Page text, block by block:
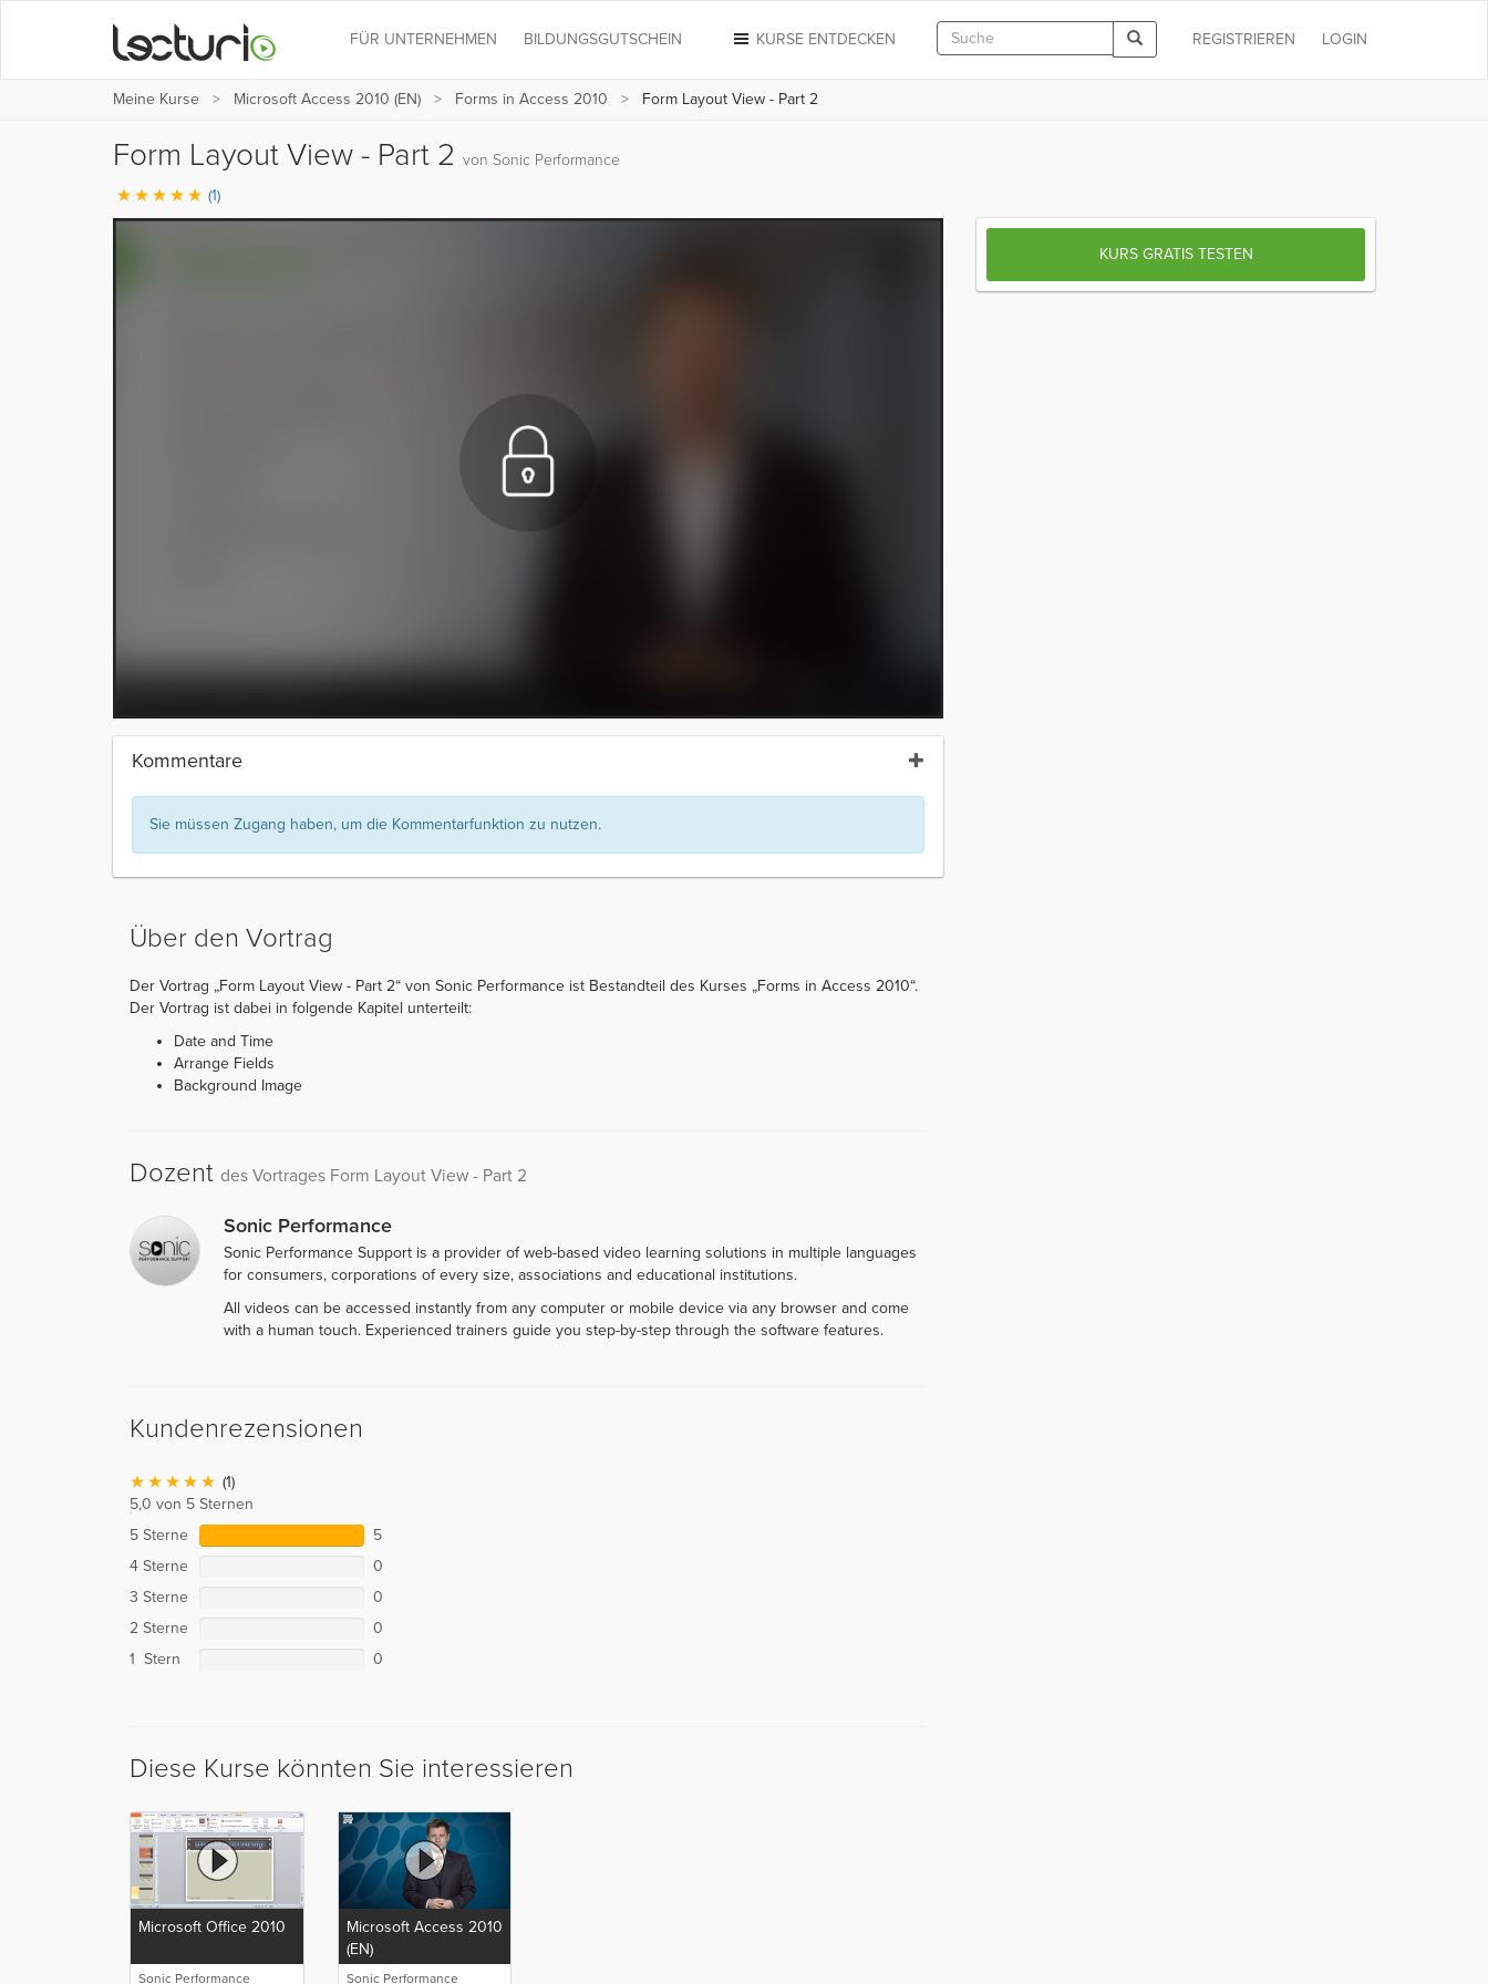
LOGIN
REGISTRIEREN
KURSE ENTDECKEN
FÜR UNTERNEHMEN BILDUNGSGUTSCHEIN
Meine Kurse Microsoft Access 2010 (EN) Forms in Access 2010 Form Layout View - Part 2
Form Layout View - Part 2 von Sonic Performance
(1)
Kommentare
Sie müssen Zugang haben, um die Kommentarfunktion zu nutzen.
Über den Vortrag
Der Vortrag „Form Layout View - Part 2“ von Sonic Performance ist Bestandteil des Kurses „Forms in Access 2010“.
Der Vortrag ist dabei in folgende Kapitel unterteilt:
Date and Time
Arrange Fields
Background Image
Dozent des Vortrages Form Layout View - Part 2
Sonic Performance
Sonic Performance Support is a provider of web-based video learning solutions in multiple languages
for consumers, corporations of every size, associations and educational institutions.
All videos can be accessed instantly from any computer or mobile device via any browser and come
with a human touch. Experienced trainers guide you step-by-step through the software features.
Kundenrezensionen
(1)
5,0 von 5 Sternen
5 Sterne
5
4 Sterne
0
3 Sterne
0
2 Sterne
0
1 Stern
0
Diese Kurse könnten Sie interessieren
Microsoft Office 2010
Sonic Performance
Microsoft Access 2010
(EN)
Sonic Performance
KURS GRATIS TESTEN